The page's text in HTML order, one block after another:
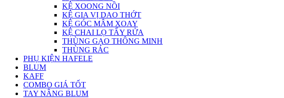
KỆ XOONG NỒI
KỆ GIA VỊ DAO THỚT
KỆ GÓC MÂM XOAY
KỆ CHAI LỌ TẨY RỬA
THÙNG GẠO THÔNG MINH
THÙNG RÁC
PHỤ KIỆN HAFELE
BLUM
KAFF
COMBO GIÁ TỐT
TAY NÂNG BLUM